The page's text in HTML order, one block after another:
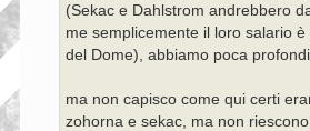
(Sekac e Dahlstrom andrebbero
me semplicemente il loro salario
del Dome), abbiamo poca
ma non capisco come qui certi
zohorna e sekac, ma non